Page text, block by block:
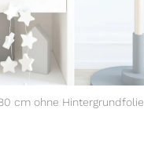
cm ohne Hintergrundfolie